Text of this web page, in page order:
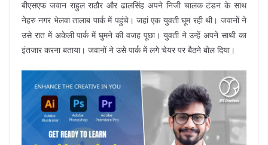
बीएसएफ जवान राहुल राठौर और ढालसिंह अपने निजी चालक टंडन के साथ
नेहरु नगर भेलवा तालाब पार्क में पहुंचे। जहां एक युवती घूम रही थी। जवानों ने
उसे रात में अकेली पार्क में घुमने की वजह पूछा। युवती ने उन्हें अपने साथी का
इंतजार करना बताया। जवानों ने उसे पार्क में लगे चेयर पर बैठने बोल दिया।